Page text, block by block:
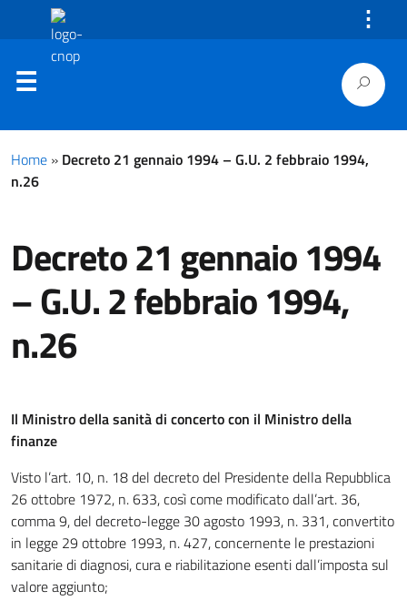
⋮
Home » Decreto 21 gennaio 1994 – G.U. 2 febbraio 1994,
n.26
Decreto 21 gennaio 1994
– G.U. 2 febbraio 1994,
n.26
Il Ministro della sanità di concerto con il Ministro della
finanze
Visto l’art. 10, n. 18 del decreto del Presidente della Repubblica
26 ottobre 1972, n. 633, così come modificato dall’art. 36,
comma 9, del decreto-legge 30 agosto 1993, n. 331, convertito
in legge 29 ottobre 1993, n. 427, concernente le prestazioni
sanitarie di diagnosi, cura e riabilitazione esenti dall’imposta sul
valore aggiunto;